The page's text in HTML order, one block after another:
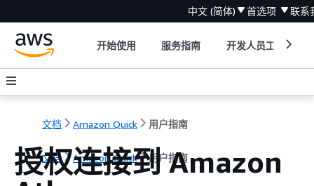
中文 (简体) 首选项 联系
开始使用 服务指南 开发人员工具
文档 Amazon Quick 用户指南
文档 Amazon Quick 用户指南
授权连接到 Amazon